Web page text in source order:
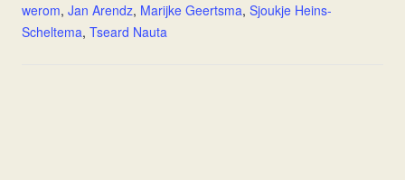
werom, Jan Arendz, Marijke Geertsma, Sjoukje Heins-
Scheltema, Tseard Nauta